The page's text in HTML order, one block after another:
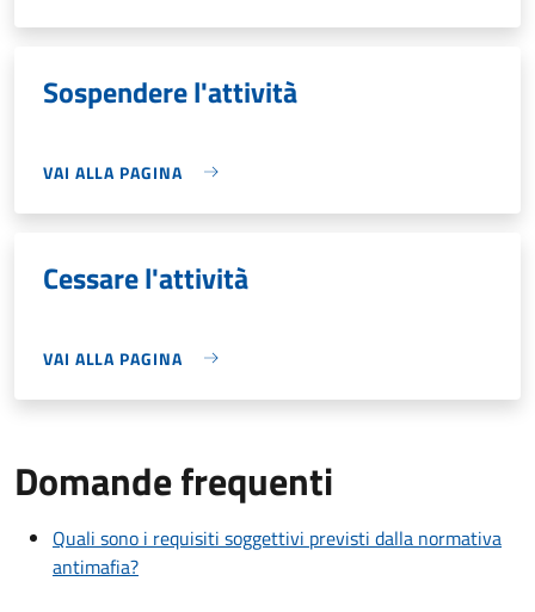
Sospendere l'attività
VAI ALLA PAGINA
Cessare l'attività
VAI ALLA PAGINA
Domande frequenti
Quali sono i requisiti soggettivi previsti dalla normativa
antimafia?